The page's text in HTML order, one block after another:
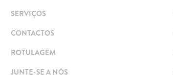
Painéis Solares
Excedentes de Produção
Energia verde
Mobilidade Elétrica
Carregar em Casa
SERVIÇOS
CONTACTOS
ROTULAGEM
JUNTE-SE A NÓS